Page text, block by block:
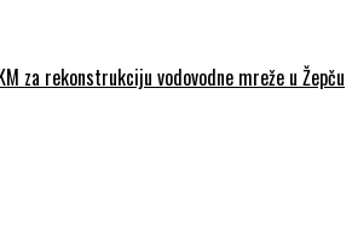
za rekonstrukciju vodovodne mreže u Žepču